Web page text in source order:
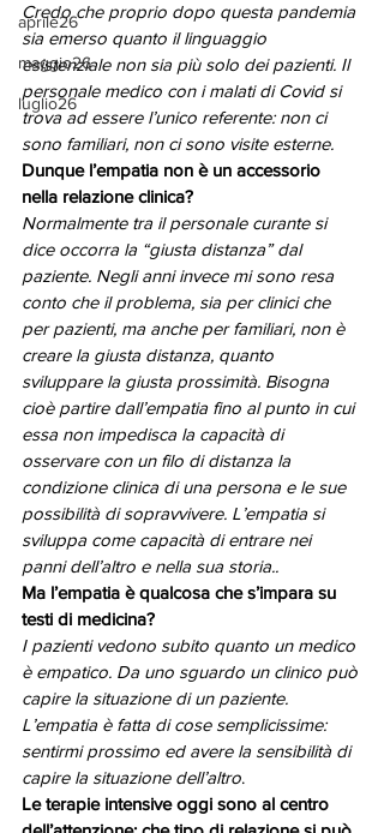
aprile26
maggio26
luglio26
Credo che proprio dopo questa pandemia
sia emerso quanto il linguaggio
esistenziale non sia più solo dei pazienti. Il
personale medico con i malati di Covid si
trova ad essere l’unico referente: non ci
sono familiari, non ci sono visite esterne.
Dunque l’empatia non è un accessorio
nella relazione clinica?
Normalmente tra il personale curante si
dice occorra la “giusta distanza” dal
paziente. Negli anni invece mi sono resa
conto che il problema, sia per clinici che
per pazienti, ma anche per familiari, non è
creare la giusta distanza, quanto
sviluppare la giusta prossimità. Bisogna
cioè partire dall’empatia fino al punto in cui
essa non impedisca la capacità di
osservare con un filo di distanza la
condizione clinica di una persona e le sue
possibilità di sopravvivere. L’empatia si
sviluppa come capacità di entrare nei
panni dell’altro e nella sua storia..
Ma l’empatia è qualcosa che s’impara su
testi di medicina?
I pazienti vedono subito quanto un medico
è empatico. Da uno sguardo un clinico può
capire la situazione di un paziente.
L’empatia è fatta di cose semplicissime:
sentirmi prossimo ed avere la sensibilità di
capire la situazione dell’altro.
Le terapie intensive oggi sono al centro